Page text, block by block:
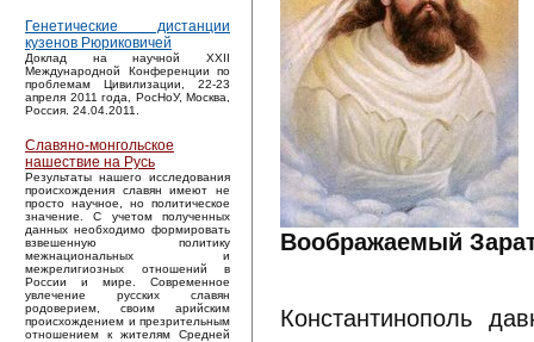
Генетические дистанции
кузенов Рюриковичей
Доклад на научной XXII
Международной Конференции по
проблемам Цивилизации, 22-23
апреля 2011 года, РосНоУ, Москва,
Россия. 24.04.2011.
Славяно-монгольское
нашествие на Русь
Результаты нашего исследования
происхождения славян имеют не
просто научное, но политическое
значение. С учетом полученных
данных необходимо формировать
взвешенную политику
межнациональных и
межрелигиозных отношений в
России и мире. Современное
увлечение русских славян
родоверием, своим арийским
происхождением и презрительным
отношением к жителям Средней
Воображаемый
Константинополь